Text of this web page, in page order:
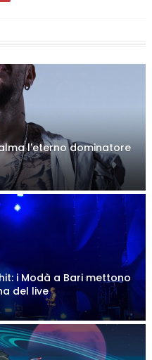
l'eterno dominatore
i Modà a Bari mettono
del live